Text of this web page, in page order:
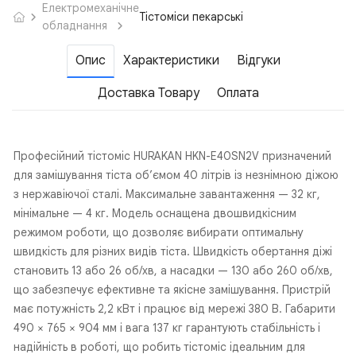
Електромеханічне
обладнання
Тістоміси пекарські
Опис Характеристики Відгуки
Доставка Товару Оплата
Професійний тістоміс HURAKAN HKN-E40SN2V призначений
для замішування тіста об’ємом 40 літрів із незнімною діжою
з нержавіючої сталі. Максимальне завантаження — 32 кг,
мінімальне — 4 кг. Модель оснащена двошвидкісним
режимом роботи, що дозволяє вибирати оптимальну
швидкість для різних видів тіста. Швидкість обертання діжі
становить 13 або 26 об/хв, а насадки — 130 або 260 об/хв,
що забезпечує ефективне та якісне замішування. Пристрій
має потужність 2,2 кВт і працює від мережі 380 В. Габарити
490 × 765 × 904 мм і вага 137 кг гарантують стабільність і
надійність в роботі, що робить тістоміс ідеальним для